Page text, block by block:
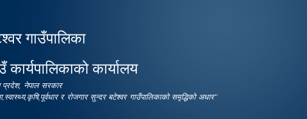
गाउँपालिका
कार्यपालिकाको कार्यालय
नेपाल सरकार
र रोजगार सुन्दर बटेश्वर गाउँपालिकाको समृद्धिको अधार"